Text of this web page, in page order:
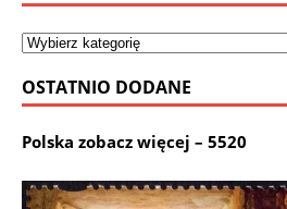
OSTATNIO DODANE
Polska zobacz więcej – 5520